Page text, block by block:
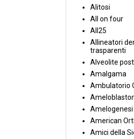
Alitosi
All on four
All25
Allineatori
trasparenti
Alveolite
Amalgama
Ambulatorio
American
Amici della